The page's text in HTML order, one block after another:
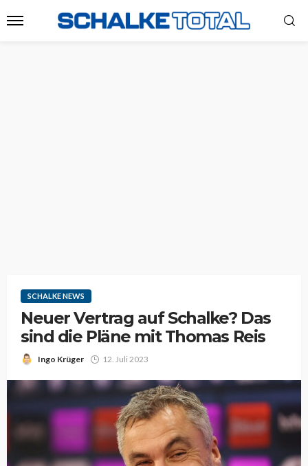
SCHALKE NEWS
Neuer Vertrag auf Schalke? Das
sind die Pläne mit Thomas Reis
Ingo Krüger 12. Juli 2023